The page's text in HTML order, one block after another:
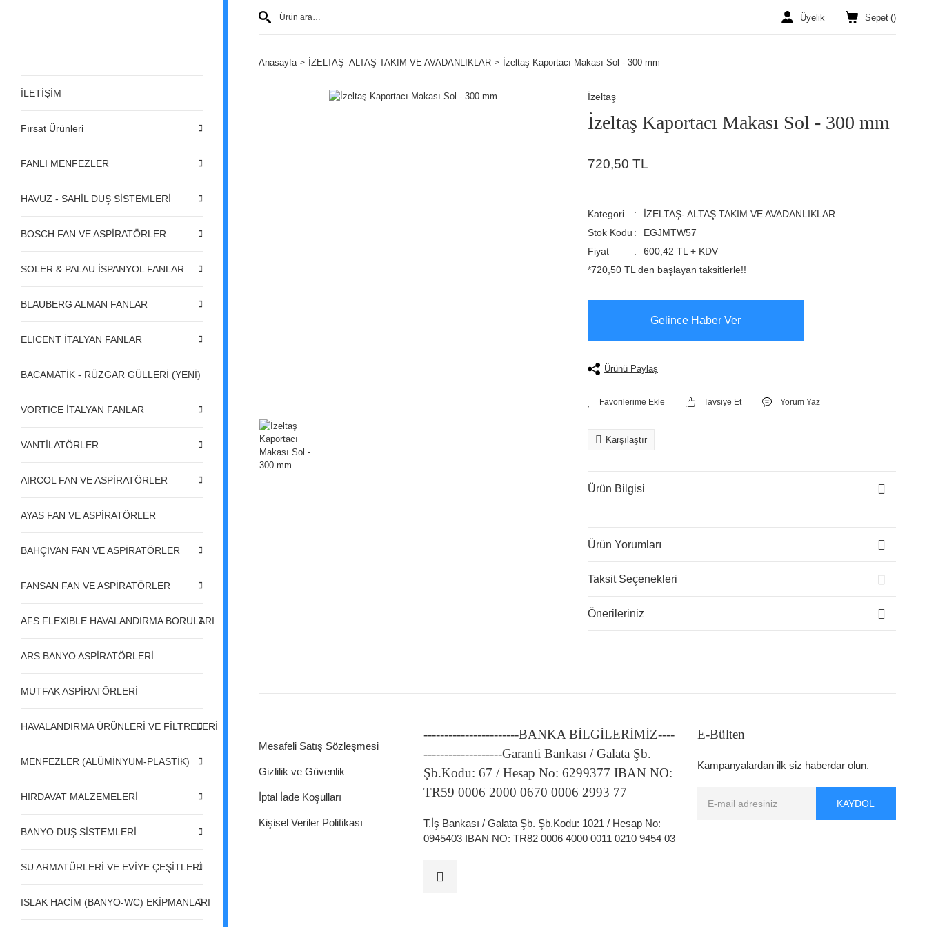
İLETİŞİM
Fırsat Ürünleri
FANLI MENFEZLER
HAVUZ - SAHİL DUŞ SİSTEMLERİ
BOSCH FAN VE ASPİRATÖRLER
SOLER & PALAU İSPANYOL FANLAR
BLAUBERG ALMAN FANLAR
ELICENT İTALYAN FANLAR
BACAMATİK - RÜZGAR GÜLLERİ (YENİ)
VORTICE İTALYAN FANLAR
VANTİLATÖRLER
AIRCOL FAN VE ASPİRATÖRLER
AYAS FAN VE ASPİRATÖRLER
BAHÇIVAN FAN VE ASPİRATÖRLER
FANSAN FAN VE ASPİRATÖRLER
AFS FLEXIBLE HAVALANDIRMA BORULARI
ARS BANYO ASPİRATÖRLERİ
MUTFAK ASPİRATÖRLERİ
HAVALANDIRMA ÜRÜNLERİ VE FİLTRELERİ
MENFEZLER (ALÜMİNYUM-PLASTİK)
HIRDAVAT MALZEMELERİ
BANYO DUŞ SİSTEMLERİ
SU ARMATÜRLERİ VE EVİYE ÇEŞİTLERİ
ISLAK HACİM (BANYO-WC) EKİPMANLARI
Üyelik Sepet ()
Anasayfa İZELTAŞ- ALTAŞ TAKIM VE AVADANLIKLAR İzeltaş Kaportacı Makası Sol - 300 mm
İzeltaş
İzeltaş Kaportacı Makası Sol - 300 mm
720,50 TL
Kategori
İZELTAŞ- ALTAŞ TAKIM VE AVADANLIKLAR
Stok Kodu
EGJMTW57
Fiyat
600,42 TL + KDV
*720,50 TL den başlayan taksitlerle!!
Gelince Haber Ver
Ürünü Paylaş
Tavsiye Et Yorum Yaz
Karşılaştır
Ürün Bilgisi
Ürün Yorumları
Taksit Seçenekleri
Önerileriniz
Mesafeli Satış Sözleşmesi
Gizlilik ve Güvenlik
İptal İade Koşulları
Kişisel Veriler Politikası
-----------------------BANKA BİLGİLERİMİZ----
-------------------Garanti Bankası / Galata Şb.
Şb.Kodu: 67 / Hesap No: 6299377 IBAN NO:
TR59 0006 2000 0670 0006 2993 77
T.İş Bankası / Galata Şb. Şb.Kodu: 1021 / Hesap No:
0945403 IBAN NO: TR82 0006 4000 0011 0210 9454 03
E-Bülten
Kampanyalardan ilk siz haberdar olun.
KAYDOL